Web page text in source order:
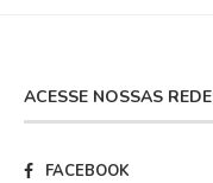
ACESSE NOSSAS
FACEBOOK